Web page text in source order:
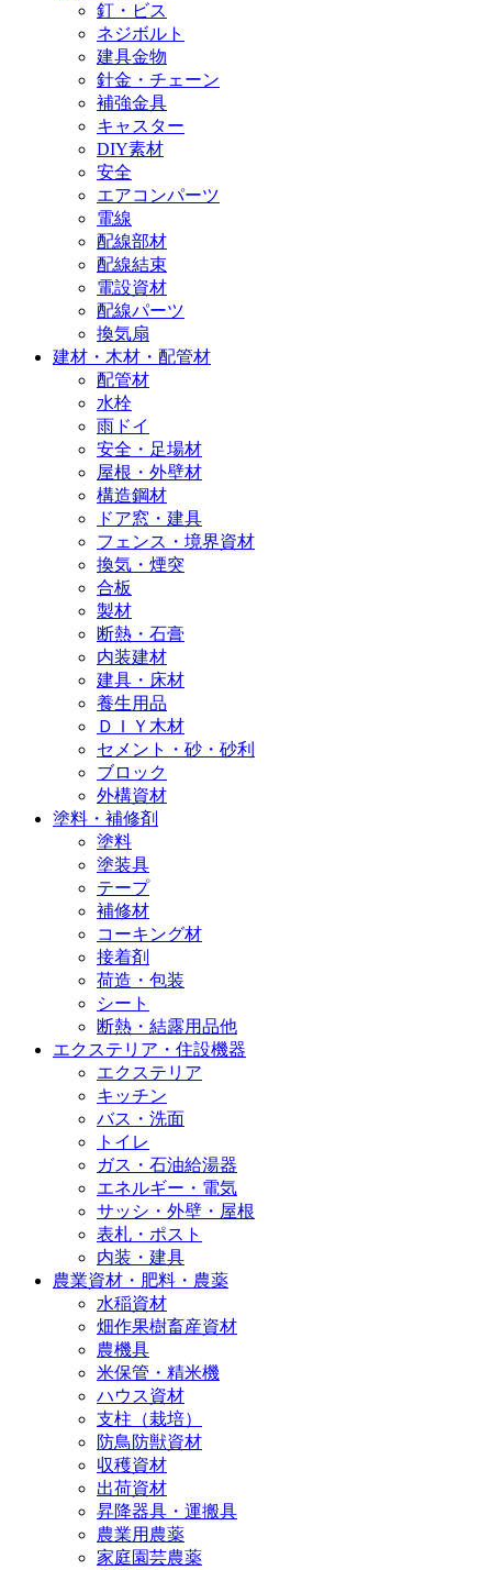
釘・ビス
ネジボルト
建具金物
針金・チェーン
補強金具
キャスター
DIY素材
安全
エアコンパーツ
電線
配線部材
配線結束
電設資材
配線パーツ
換気扇
建材・木材・配管材
配管材
水栓
雨ドイ
安全・足場材
屋根・外壁材
構造鋼材
ドア窓・建具
フェンス・境界資材
換気・煙突
合板
製材
断熱・石膏
内装建材
建具・床材
養生用品
ＤＩＹ木材
セメント・砂・砂利
ブロック
外構資材
塗料・補修剤
塗料
塗装具
テープ
補修材
コーキング材
接着剤
荷造・包装
シート
断熱・結露用品他
エクステリア・住設機器
エクステリア
キッチン
バス・洗面
トイレ
ガス・石油給湯器
エネルギー・電気
サッシ・外壁・屋根
表札・ポスト
内装・建具
農業資材・肥料・農薬
水稲資材
畑作果樹畜産資材
農機具
米保管・精米機
ハウス資材
支柱（栽培）
防鳥防獣資材
収穫資材
出荷資材
昇降器具・運搬具
農業用農薬
家庭園芸農薬